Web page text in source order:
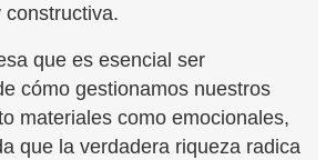
constructiva.
que es esencial ser
cómo gestionamos nuestros
materiales como emocionales,
que la verdadera riqueza radica